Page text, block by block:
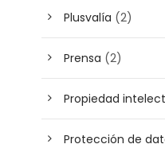
Plusvalía (2)
Prensa (2)
Propiedad
Protección de